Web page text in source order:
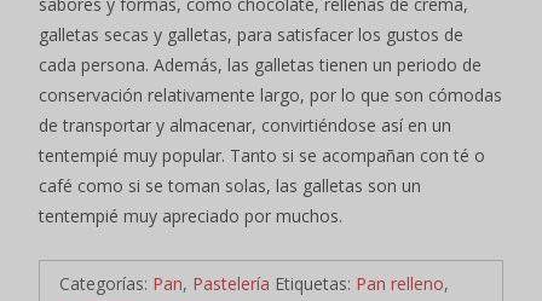
galletas secas y galletas, para satisfacer los gustos de
cada persona. Además, las galletas tienen un periodo de
conservación relativamente largo, por lo que son cómodas
de transportar y almacenar, convirtiéndose así en un
tentempié muy popular. Tanto si se acompañan con té o
café como si se toman solas, las galletas son un
tentempié muy apreciado por muchos.
Categorías: Pan, Pastelería Etiquetas: Pan relleno,